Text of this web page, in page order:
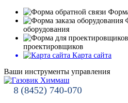
оборудования
проектировщиков
Карта сайта
Ваши инструменты управления
8 (8452) 740-070